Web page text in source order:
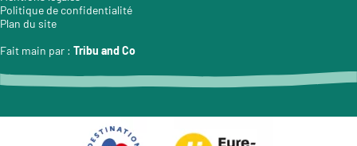
Politique de confidentialité
Plan du site
Fait main par : Tribu and Co